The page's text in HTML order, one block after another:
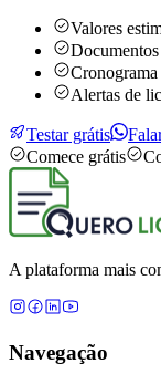
Valores
Cronograma
Alertas de
Testar grátis
Comece grátis
A plataforma mais
Navegação